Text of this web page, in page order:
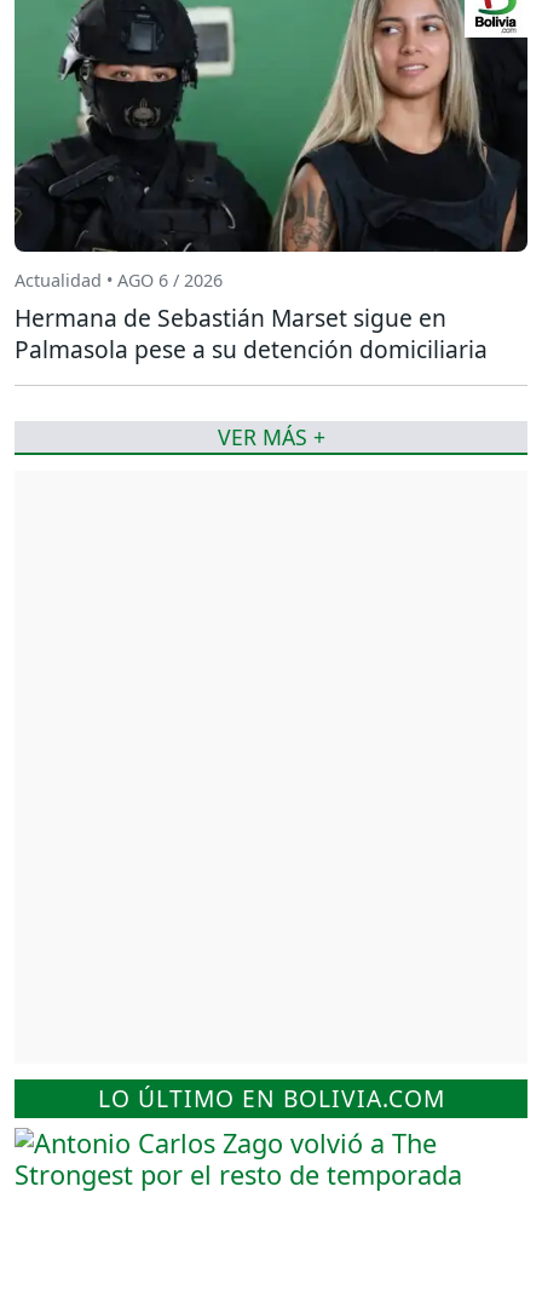
LO ÚLTIMO EN BOLIVIA.COM
Actualidad • AGO 6 / 2026
Hermana de Sebastián Marset sigue en
Palmasola pese a su detención domiciliaria
VER MÁS +